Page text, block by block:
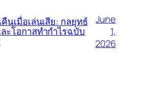
นเมื่อเล่นเสีย: กลยุทธ์
ะโอกาสทำกำไรฉบับ
June
1,
2026